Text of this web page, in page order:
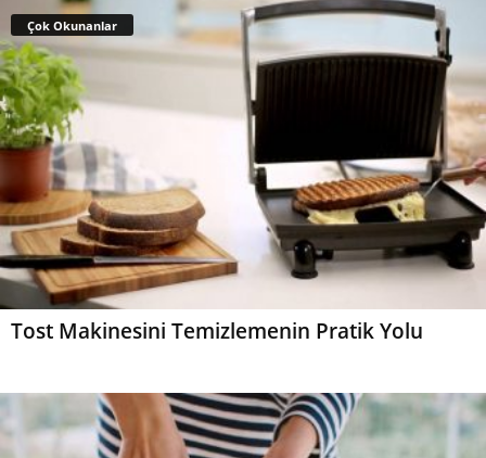
Çok Okunanlar
Tost Makinesini Temizlemenin Pratik Yolu